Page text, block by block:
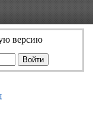
версию